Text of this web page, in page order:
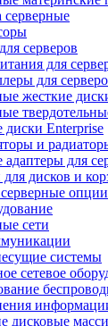
серверные
серверов
для
для
жесткие
диски Enterprise
и
адаптеры для
для дисков и
опции
сети
системы
сетевое
дисковые